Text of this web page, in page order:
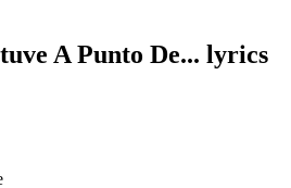
A Punto De... lyrics